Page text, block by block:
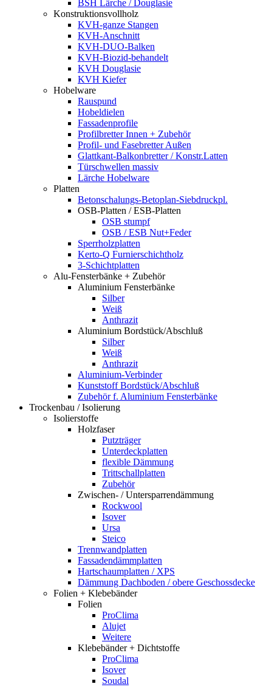
BSH Lärche / Douglasie
Konstruktionsvollholz
KVH-ganze Stangen
KVH-Anschnitt
KVH-DUO-Balken
KVH-Biozid-behandelt
KVH Douglasie
KVH Kiefer
Hobelware
Rauspund
Hobeldielen
Fassadenprofile
Profilbretter Innen + Zubehör
Profil- und Fasebretter Außen
Glattkant-Balkonbretter / Konstr.Latten
Türschwellen massiv
Lärche Hobelware
Platten
Betonschalungs-Betoplan-Siebdruckpl.
OSB-Platten / ESB-Platten
OSB stumpf
OSB / ESB Nut+Feder
Sperrholzplatten
Kerto-Q Furnierschichtholz
3-Schichtplatten
Alu-Fensterbänke + Zubehör
Aluminium Fensterbänke
Silber
Weiß
Anthrazit
Aluminium Bordstück/Abschluß
Silber
Weiß
Anthrazit
Aluminium-Verbinder
Kunststoff Bordstück/Abschluß
Zubehör f. Aluminium Fensterbänke
Trockenbau / Isolierung
Isolierstoffe
Holzfaser
Putzträger
Unterdeckplatten
flexible Dämmung
Trittschallplatten
Zubehör
Zwischen- / Untersparrendämmung
Rockwool
Isover
Ursa
Steico
Trennwandplatten
Fassadendämmplatten
Hartschaumplatten / XPS
Dämmung Dachboden / obere Geschossdecke
Folien + Klebebänder
Folien
ProClima
Alujet
Weitere
Klebebänder + Dichtstoffe
ProClima
Isover
Soudal